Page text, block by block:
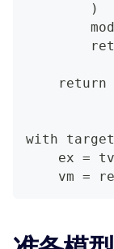
        )
return
with
ex =
vm =